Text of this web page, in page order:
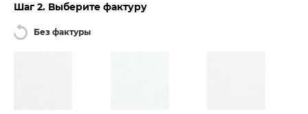
Шаг 2. Выберите фактуру
Без фактуры